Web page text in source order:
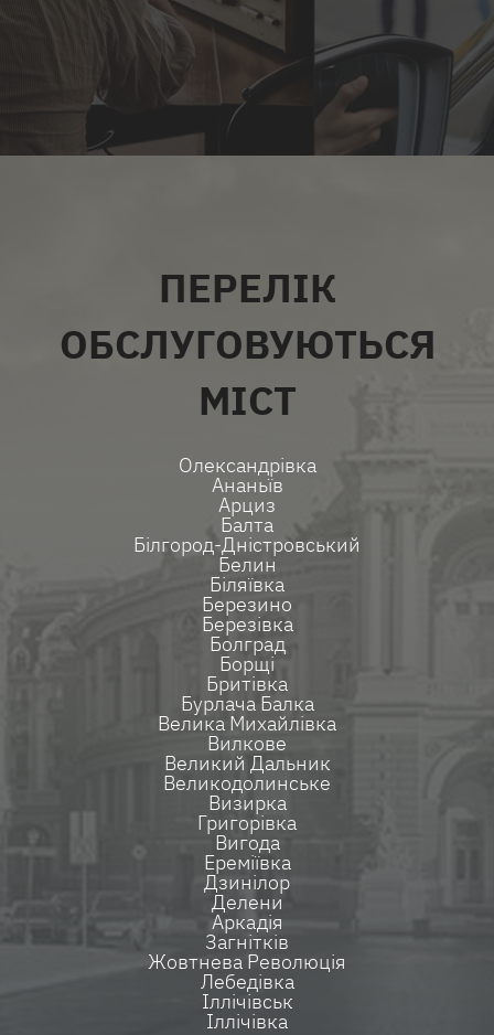
ПЕРЕЛІК
ОБСЛУГОВУЮТЬСЯ
МІСТ
Олександрівка
Ананьїв
Арциз
Балта
Білгород-Дністровський
Белин
Біляївка
Березино
Березівка
Болград
Борщі
Бритівка
Бурлача Балка
Велика Михайлівка
Вилкове
Великий Дальник
Великодолинське
Визирка
Григорівка
Вигода
Ереміївка
Дзинілор
Делени
Аркадія
Загнітків
Жовтнева Революція
Лебедівка
Іллічівськ
Іллічівка